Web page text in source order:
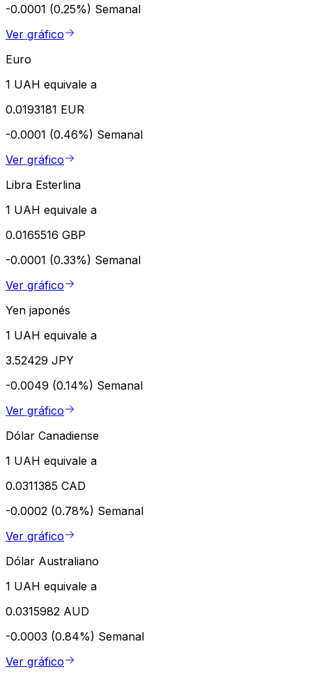
-0.0001 (0.25%) Semanal
Ver gráfico
Euro
1 UAH equivale a
0.0193181 EUR
-0.0001 (0.46%) Semanal
Ver gráfico
Libra Esterlina
1 UAH equivale a
0.0165516 GBP
-0.0001 (0.33%) Semanal
Ver gráfico
Yen japonés
1 UAH equivale a
3.52429 JPY
-0.0049 (0.14%) Semanal
Ver gráfico
Dólar Canadiense
1 UAH equivale a
0.0311385 CAD
-0.0002 (0.78%) Semanal
Ver gráfico
Dólar Australiano
1 UAH equivale a
0.0315982 AUD
-0.0003 (0.84%) Semanal
Ver gráfico